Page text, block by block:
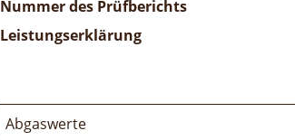
Nummer des Prüfberichts
Leistungserklärung
Abgaswerte